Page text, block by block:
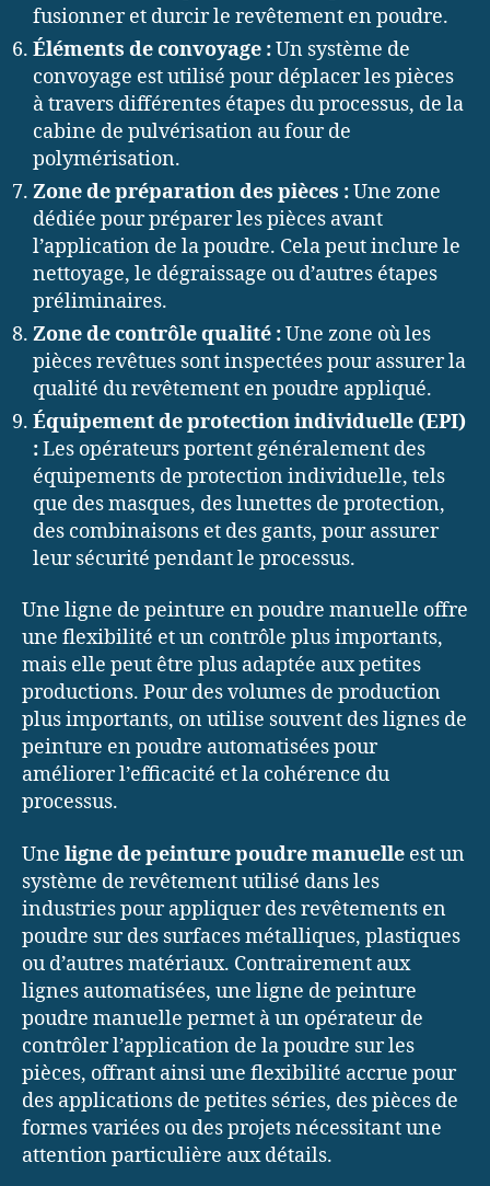
fusionner et durcir le revêtement en poudre.
Éléments de convoyage :Un système de
convoyage est utilisé pour déplacer les pièces
à travers différentes étapes du processus, de la
cabine de pulvérisation au four de
polymérisation.
Zone de préparation des pièces :Une zone
dédiée pour préparer les pièces avant
l’application de la poudre. Cela peut inclure le
nettoyage, le dégraissage ou d’autres étapes
préliminaires.
Zone de contrôle qualité :Une zone où les
pièces revêtues sont inspectées pour assurer la
qualité du revêtement en poudre appliqué.
Équipement de protection individuelle (EPI)
:Les opérateurs portent généralement des
équipements de protection individuelle, tels
que des masques, des lunettes de protection,
des combinaisons et des gants, pour assurer
leur sécurité pendant le processus.
Une ligne de peinture en poudre manuelle offre
une flexibilité et un contrôle plus importants,
mais elle peut être plus adaptée aux petites
productions. Pour des volumes de production
plus importants, on utilise souvent des lignes de
peinture en poudre automatisées pour
améliorer l’efficacité et la cohérence du
processus.
Une ligne de peinture poudre manuelle est un
système de revêtement utilisé dans les
industries pour appliquer des revêtements en
poudre sur des surfaces métalliques, plastiques
ou d’autres matériaux. Contrairement aux
lignes automatisées, une ligne de peinture
poudre manuelle permet à un opérateur de
contrôler l’application de la poudre sur les
pièces, offrant ainsi une flexibilité accrue pour
des applications de petites séries, des pièces de
formes variées ou des projets nécessitant une
attention particulière aux détails.